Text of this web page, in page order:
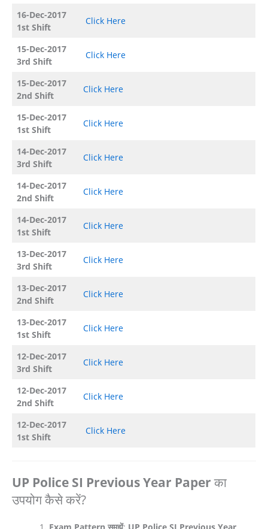
16-Dec-2017
1st Shift
Click Here
15-Dec-2017
3rd Shift
Click Here
15-Dec-2017
2nd Shift
Click Here
15-Dec-2017
1st Shift
Click Here
14-Dec-2017
3rd Shift
Click Here
14-Dec-2017
2nd Shift
Click Here
14-Dec-2017
1st Shift
Click Here
13-Dec-2017
3rd Shift
Click Here
13-Dec-2017
2nd Shift
Click Here
13-Dec-2017
1st Shift
Click Here
12-Dec-2017
3rd Shift
Click Here
12-Dec-2017
2nd Shift
Click Here
12-Dec-2017
1st Shift
Click Here
UP Police SI Previous Year Paper का
उपयोग कैसे करें?